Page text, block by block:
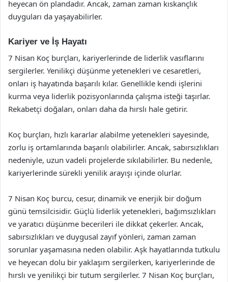
heyecan ön plandadır. Ancak, zaman zaman kıskançlık
duyguları da yaşayabilirler.
Kariyer ve İş Hayatı
7 Nisan Koç burçları, kariyerlerinde de liderlik vasıflarını
sergilerler. Yenilikçi düşünme yetenekleri ve cesaretleri,
onları iş hayatında başarılı kılar. Genellikle kendi işlerini
kurma veya liderlik pozisyonlarında çalışma isteği taşırlar.
Rekabetçi doğaları, onları daha da hırslı hale getirir.
Koç burçları, hızlı kararlar alabilme yetenekleri sayesinde,
zorlu iş ortamlarında başarılı olabilirler. Ancak, sabırsızlıkları
nedeniyle, uzun vadeli projelerde sıkılabilirler. Bu nedenle,
kariyerlerinde sürekli yenilik arayışı içinde olurlar.
7 Nisan Koç burcu, cesur, dinamik ve enerjik bir doğum
günü temsilcisidir. Güçlü liderlik yetenekleri, bağımsızlıkları
ve yaratıcı düşünme becerileri ile dikkat çekerler. Ancak,
sabırsızlıkları ve duygusal zayıf yönleri, zaman zaman
sorunlar yaşamasına neden olabilir. Aşk hayatlarında tutkulu
ve heyecan dolu bir yaklaşım sergilerken, kariyerlerinde de
hırslı ve yenilikçi bir tutum sergilerler. 7 Nisan Koç burçları,